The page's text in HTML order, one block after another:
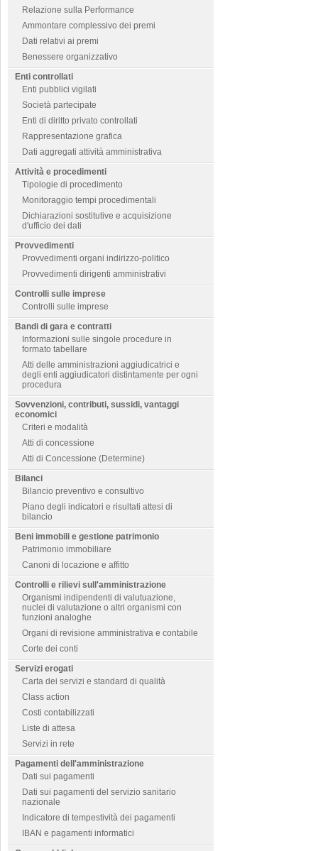
Relazione sulla Performance
Ammontare complessivo dei premi
Dati relativi ai premi
Benessere organizzativo
Enti controllati
Enti pubblici vigilati
Società partecipate
Enti di diritto privato controllati
Rappresentazione grafica
Dati aggregati attività amministrativa
Attività e procedimenti
Tipologie di procedimento
Monitoraggio tempi procedimentali
Dichiarazioni sostitutive e acquisizione
d'ufficio dei dati
Provvedimenti
Provvedimenti organi indirizzo-politico
Provvedimenti dirigenti amministrativi
Controlli sulle imprese
Controlli sulle imprese
Bandi di gara e contratti
Informazioni sulle singole procedure in
formato tabellare
Atti delle amministrazioni aggiudicatrici e
degli enti aggiudicatori distintamente per ogni
procedura
Sovvenzioni, contributi, sussidi, vantaggi
economici
Criteri e modalità
Atti di concessione
Atti di Concessione (Determine)
Bilanci
Bilancio preventivo e consultivo
Piano degli indicatori e risultati attesi di
bilancio
Beni immobili e gestione patrimonio
Patrimonio immobiliare
Canoni di locazione e affitto
Controlli e rilievi sull'amministrazione
Organismi indipendenti di valutuazione,
nuclei di valutazione o altri organismi con
funzioni analoghe
Organi di revisione amministrativa e contabile
Corte dei conti
Servizi erogati
Carta dei servizi e standard di qualità
Class action
Costi contabilizzati
Liste di attesa
Servizi in rete
Pagamenti dell'amministrazione
Dati sui pagamenti
Dati sui pagamenti del servizio sanitario
nazionale
Indicatore di tempestività dei pagamenti
IBAN e pagamenti informatici